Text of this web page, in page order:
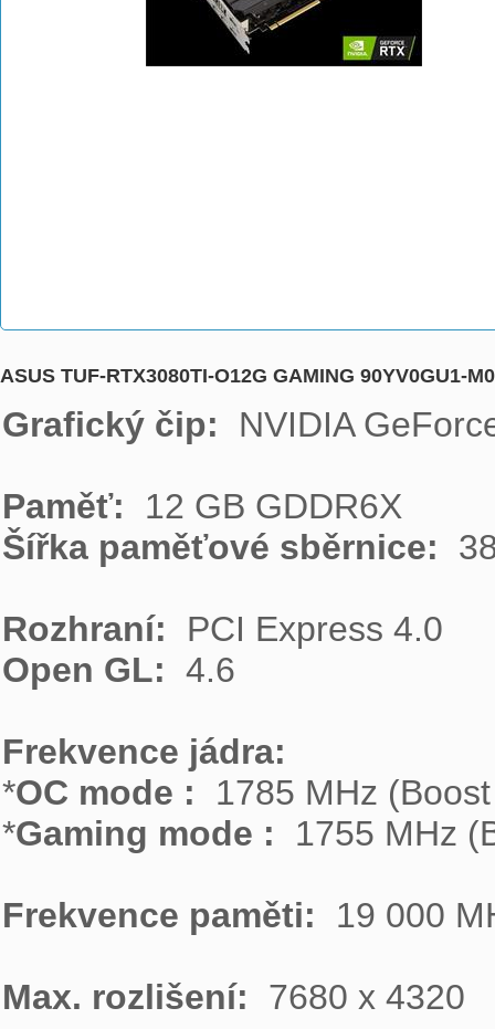
ASUS TUF-RTX3080TI-O12G GAMING 90YV0GU1-
Grafický čip: NVIDIA
Paměť:
Šířka paměťové sběrnice:
Rozhraní:
Open GL: 4.6
Frekvence jádra:
*OC mode :
1785 MHz
*Gaming mode : 1755 MHz
Frekvence paměti: 19 000
Max. rozlišení: 7680 x 4320